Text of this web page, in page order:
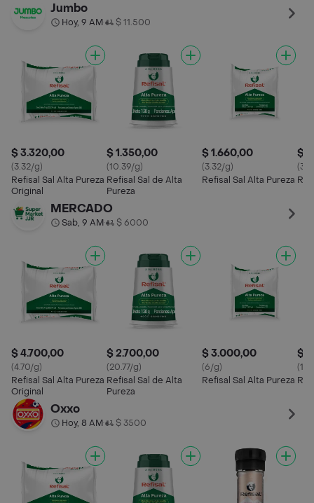
Jumbo
Hoy, 9 AM• $ 11.500
$ 3.320,00
(3.32/g)
Refisal Sal Alta Pureza
Original
$ 1.350,00
(10.39/g)
Refisal Sal de Alta
Pureza
$ 1.660,00
(3.32/g)
Refisal Sal Alta Pureza
$
MERCADO
Sab, 9 AM• $ 6000
$ 4.700,00
(4.70/g)
Refisal Sal Alta Pureza
Original
$ 2.700,00
(20.77/g)
Refisal Sal de Alta
Pureza
$ 3.000,00
(6/g)
Refisal Sal Alta Pureza
$
Oxxo
Hoy, 8 AM• $ 3500